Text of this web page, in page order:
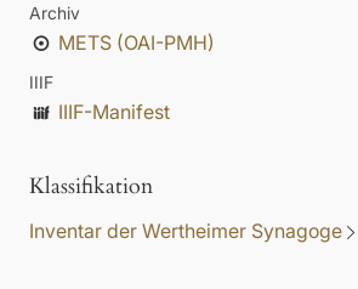
Archiv
METS (OAI-PMH)
IIIF
IIIF-Manifest
Klassifikation
Inventar der Wertheimer Synagoge